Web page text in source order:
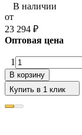
В наличии
от
23 294 ₽
Оптовая цена
1
В корзину
Купить в 1 клик